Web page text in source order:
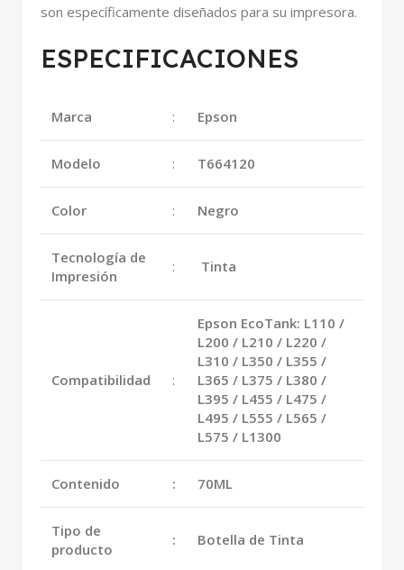
son específicamente diseñados para su impresora.
ESPECIFICACIONES
Marca : Epson
Modelo : T664120
Color : Negro
Tecnología de
Impresión
: Tinta
Compatibilidad :
Epson EcoTank: L110 /
L200 / L210 / L220 /
L310 / L350 / L355 /
L365 / L375 / L380 /
L395 / L455 / L475 /
L495 / L555 / L565 /
L575 / L1300
Contenido : 70ML
Tipo de
producto
: Botella de Tinta